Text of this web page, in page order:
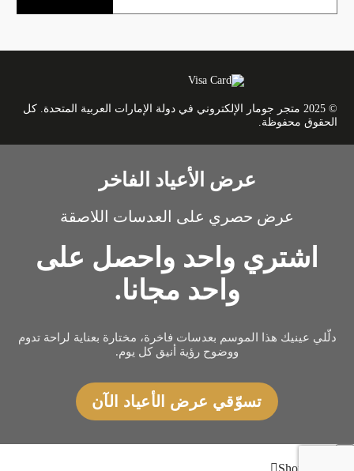
© 2025 متجر جومار الإلكتروني في دولة الإمارات العربية المتحدة. كل
الحقوق محفوظة.
عرض الأعياد الفاخر
عرض حصري على العدسات اللاصقة
اشتري واحد واحصل على
واحد مجانا.
دلّلي عينيك هذا الموسم بعدسات فاخرة، مختارة بعناية لراحة تدوم
ووضوح رؤية أنيق كل يوم.
تسوّقي عرض الأعياد الآن